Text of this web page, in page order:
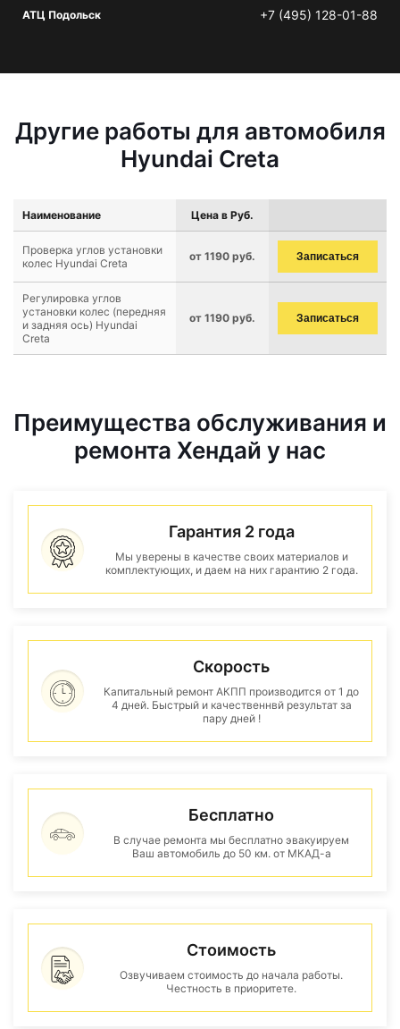
АТЦ Подольск +7 (495) 128-01-88
Другие работы для автомобиля
Hyundai Creta
Наименование Цена в Руб.
Проверка углов установки
колес Hyundai Creta
от 1190 руб. Записаться
Регулировка углов
установки колес (передняя
и задняя ось) Hyundai
Creta
от 1190 руб. Записаться
Преимущества обслуживания и
ремонта Хендай у нас
Гарантия 2 года
Мы уверены в качестве своих материалов и
комплектующих, и даем на них гарантию 2 года.
Скорость
Капитальный ремонт АКПП производится от 1 до
4 дней. Быстрый и качественнвй результат за
пару дней !
Бесплатно
В случае ремонта мы бесплатно эвакуируем
Ваш автомобиль до 50 км. от МКАД-а
Стоимость
Озвучиваем стоимость до начала работы.
Честность в приоритете.